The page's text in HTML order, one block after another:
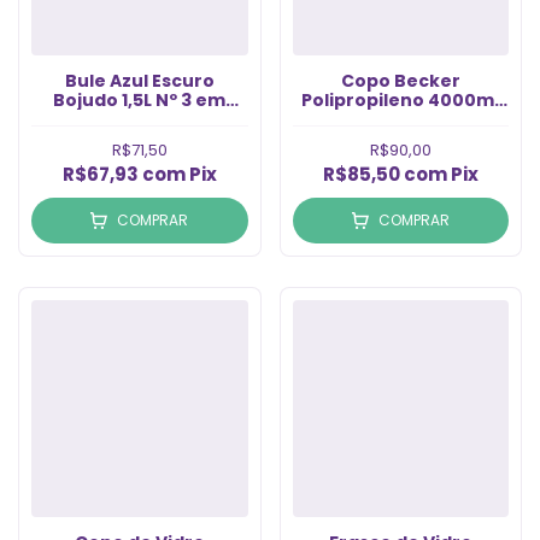
Bule Azul Escuro
Bojudo 1,5L Nº 3 em
R$71,50
R$67,93 com Pix
COMPRAR
Copo Becker
Polipropileno 4000ml
R$90,00
R$85,50com Pix
COMPRAR